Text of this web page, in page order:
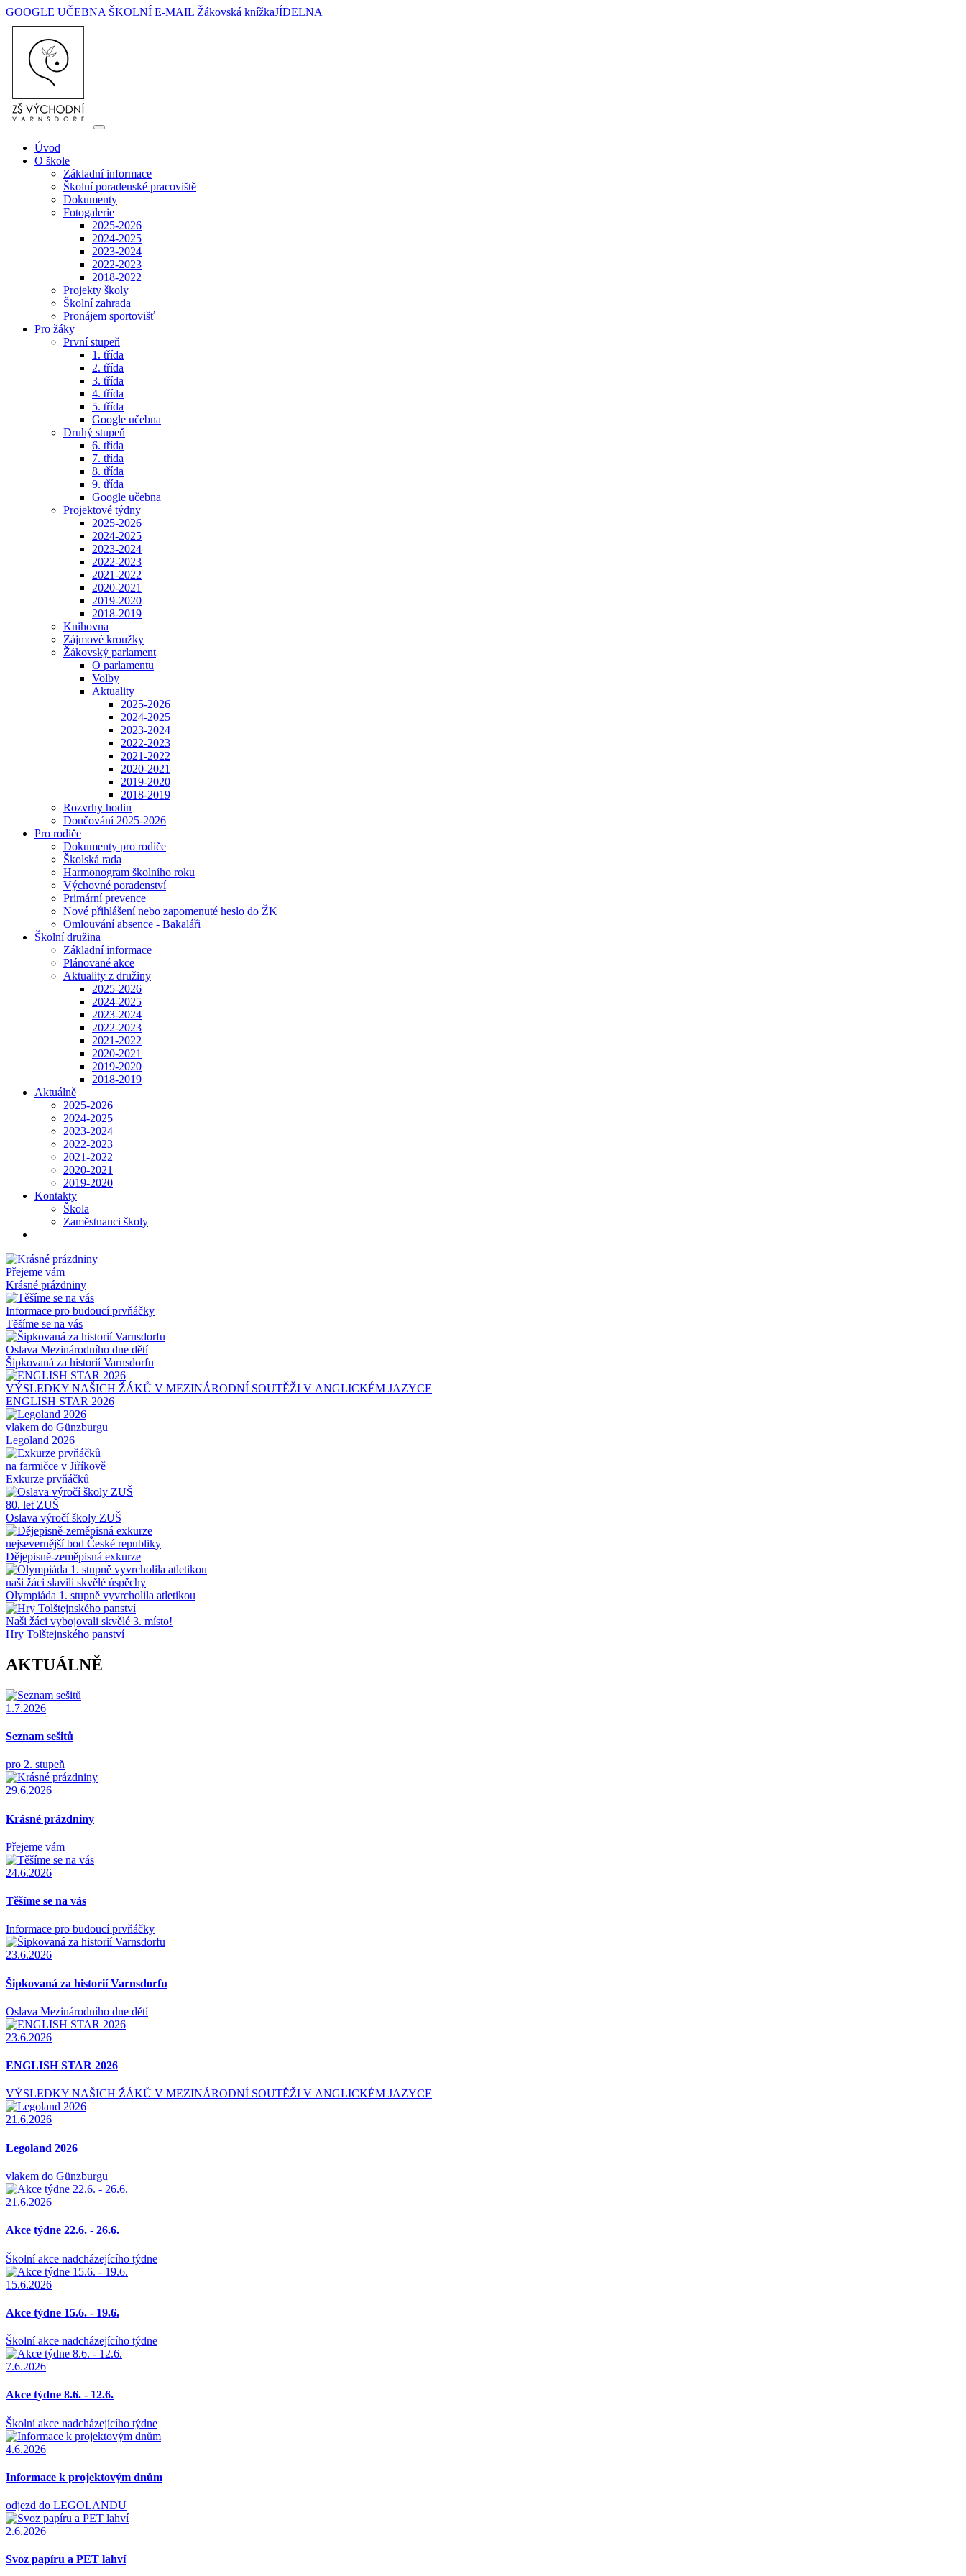
GOOGLE UČEBNA ŠKOLNÍ E-MAIL Žákovská knížkaJÍDELNA
Úvod
O škole
Základní informace
Školní poradenské pracoviště
Dokumenty
Fotogalerie
2025-2026
2024-2025
2023-2024
2022-2023
2018-2022
Projekty školy
Školní zahrada
Pronájem sportovišť
Pro žáky
První stupeň
1. třída
2. třída
3. třída
4. třída
5. třída
Google učebna
Druhý stupeň
6. třída
7. třída
8. třída
9. třída
Google učebna
Projektové týdny
2025-2026
2024-2025
2023-2024
2022-2023
2021-2022
2020-2021
2019-2020
2018-2019
Knihovna
Zájmové kroužky
Žákovský parlament
O parlamentu
Volby
Aktuality
2025-2026
2024-2025
2023-2024
2022-2023
2021-2022
2020-2021
2019-2020
2018-2019
Rozvrhy hodin
Doučování 2025-2026
Pro rodiče
Dokumenty pro rodiče
Školská rada
Harmonogram školního roku
Výchovné poradenství
Primární prevence
Nové přihlášení nebo zapomenuté heslo do ŽK
Omlouvání absence - Bakaláři
Školní družina
Základní informace
Plánované akce
Aktuality z družiny
2025-2026
2024-2025
2023-2024
2022-2023
2021-2022
2020-2021
2019-2020
2018-2019
Aktuálně
2025-2026
2024-2025
2023-2024
2022-2023
2021-2022
2020-2021
2019-2020
Kontakty
Škola
Zaměstnanci školy
Přejeme vám
Krásné prázdniny
Informace pro budoucí prvňáčky
Těšíme se na vás
Oslava Mezinárodního dne dětí
Šipkovaná za historií Varnsdorfu
VÝSLEDKY NAŠICH ŽÁKŮ V MEZINÁRODNÍ SOUTĚŽI V ANGLICKÉM JAZYCE ​​​​​​​
ENGLISH STAR 2026
vlakem do Günzburgu
Legoland 2026
na farmičce v Jiříkově
Exkurze prvňáčků
80. let ZUŠ
Oslava výročí školy ZUŠ
nejsevernější bod České republiky
Dějepisně-zeměpisná exkurze
naši žáci slavili skvělé úspěchy
Olympiáda 1. stupně vyvrcholila atletikou
Naši žáci vybojovali skvělé 3. místo!
Hry Tolštejnského panství
AKTUÁLNĚ
1.7.2026
Seznam sešitů
pro 2. stupeň
29.6.2026
Krásné prázdniny
Přejeme vám
24.6.2026
Těšíme se na vás
Informace pro budoucí prvňáčky
23.6.2026
Šipkovaná za historií Varnsdorfu
Oslava Mezinárodního dne dětí
23.6.2026
ENGLISH STAR 2026
VÝSLEDKY NAŠICH ŽÁKŮ V MEZINÁRODNÍ SOUTĚŽI V ANGLICKÉM JAZYCE ​​​​​​​
21.6.2026
Legoland 2026
vlakem do Günzburgu
21.6.2026
Akce týdne 22.6. - 26.6.
Školní akce nadcházejícího týdne
15.6.2026
Akce týdne 15.6. - 19.6.
Školní akce nadcházejícího týdne
7.6.2026
Akce týdne 8.6. - 12.6.
Školní akce nadcházejícího týdne
4.6.2026
Informace k projektovým dnům
odjezd do LEGOLANDU
2.6.2026
Svoz papíru a PET lahví